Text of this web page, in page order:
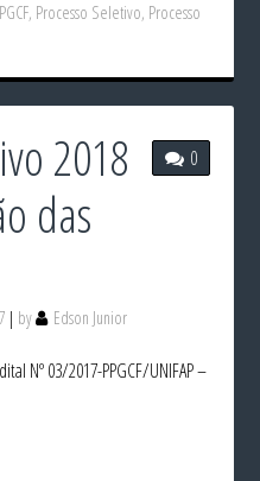
, Processo Seletivo, Processo
0
2018
das
by Edson Junior
Nº 03/2017-PPGCF/UNIFAP –